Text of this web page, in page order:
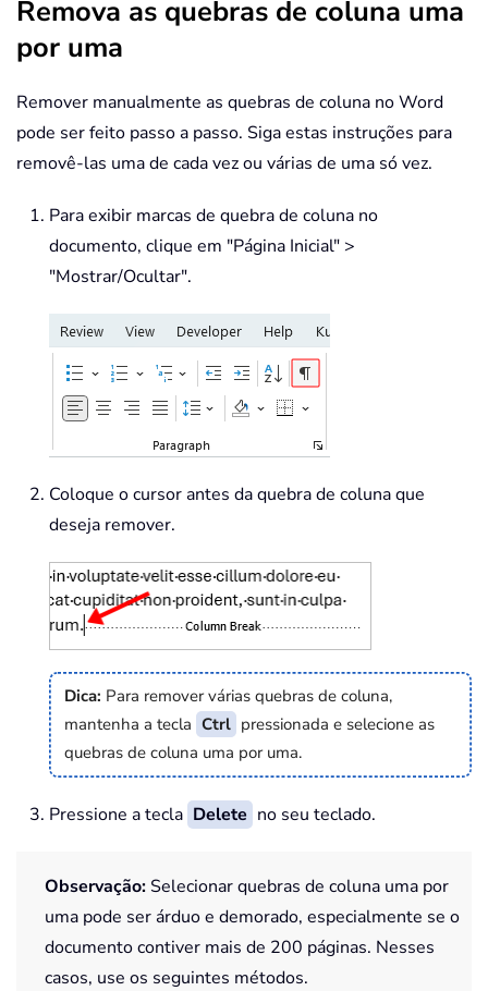
Remova as quebras de coluna uma
por uma
Remover manualmente as quebras de coluna no Word
pode ser feito passo a passo. Siga estas instruções para
removê-las uma de cada vez ou várias de uma só vez.
Para exibir marcas de quebra de coluna no
documento, clique em "Página Inicial" >
"Mostrar/Ocultar".
Coloque o cursor antes da quebra de coluna que
deseja remover.
Dica: Para remover várias quebras de coluna,
mantenha a tecla Ctrl pressionada e selecione as
quebras de coluna uma por uma.
Pressione a tecla Delete no seu teclado.
Observação: Selecionar quebras de coluna uma por
uma pode ser árduo e demorado, especialmente se o
documento contiver mais de 200 páginas. Nesses
casos, use os seguintes métodos.